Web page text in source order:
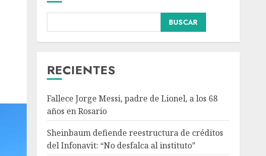
BUSCAR
RECIENTES
Fallece Jorge Messi, padre de Lionel, a los 68
años en Rosario
Sheinbaum defiende reestructura de créditos
del Infonavit: “No desfalca al instituto”
Colombia respalda
soberanía de Marruecos
sobre el Sáhara y busca
4
Detienen a ‘El Pony’ con
arsenal en carretera de
Tabasco
AGOSTO 9, 2026